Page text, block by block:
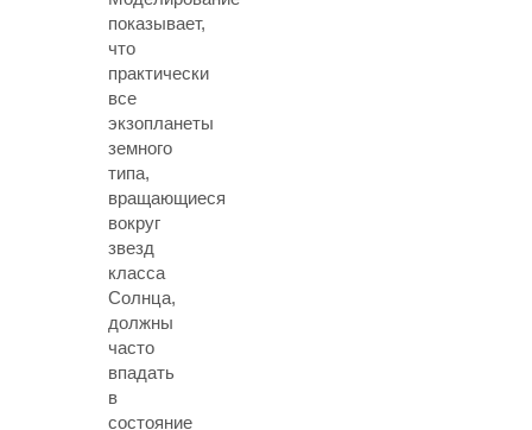
показывает,
что
практически
все
экзопланеты
земного
типа,
вращающиеся
вокруг
звезд
класса
Солнца,
должны
часто
впадать
в
состояние